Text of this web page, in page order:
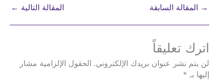
→ المقالة السابقة المقالة التالية ←
اترك تعليقاً
لن يتم نشر عنوان بريدك الإلكتروني.
الحقول الإلزامية مشار
إليها بـ *